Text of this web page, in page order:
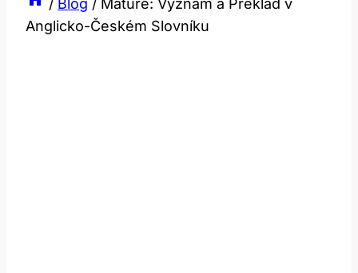
/ Blog / Mature: Význam a Překlad v
Anglicko-Českém Slovníku